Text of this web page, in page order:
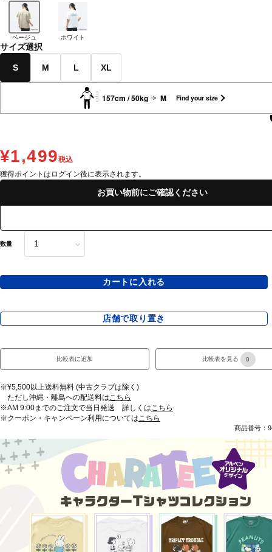
ベージュ ホワイト
サイズ選択
S M L XL
157cm / 50kg M Find your size
¥1,499税込
獲得ポイントはログイン後に表示されます。
お買い物前にご確認ください
数量
カートに入れる
店舗で取り置き
比較表に追加 比較表を見る 0
※¥5,500以上送料無料 (中古クラブは除く)
ただし沖縄・離島への配送料はこちら
※AM 9:00までのご注文で当日発送 詳しくはこちら
※クーポン・キャンペーン利用についてはこちら
商品番号：